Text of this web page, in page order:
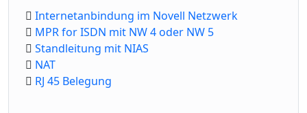
Internetanbindung im Novell Netzwerk
MPR for ISDN mit NW 4 oder NW 5
Standleitung mit NIAS
NAT
RJ 45 Belegung